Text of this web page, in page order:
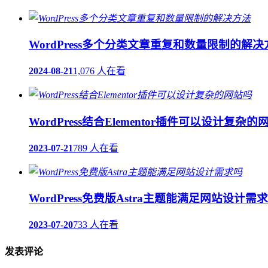
WordPress多个分类文章重复和数量限制的解决
2024-08-211,076 人在看
WordPress结合Elementor插件可以设计复杂的
2023-07-21789 人在看
WordPress免费版Astra主题能满足网站设计需
2023-07-20733 人在看
发表评论